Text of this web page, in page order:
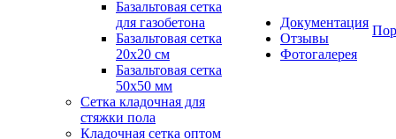
Базальтовая сетка
для газобетона
Базальтовая сетка
20x20 см
Базальтовая сетка
50x50 мм
Сетка кладочная для
стяжки пола
Кладочная сетка оптом
Документация
Отзывы
Фотогалерея